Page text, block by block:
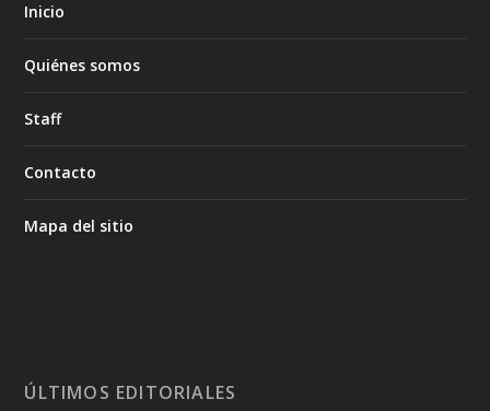
Inicio
Quiénes somos
Staff
Contacto
Mapa del sitio
ÚLTIMOS EDITORIALES